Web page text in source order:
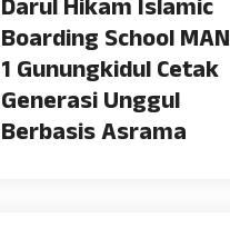
Darul Hikam Islamic
Boarding School MAN
1 Gunungkidul Cetak
Generasi Unggul
Berbasis Asrama